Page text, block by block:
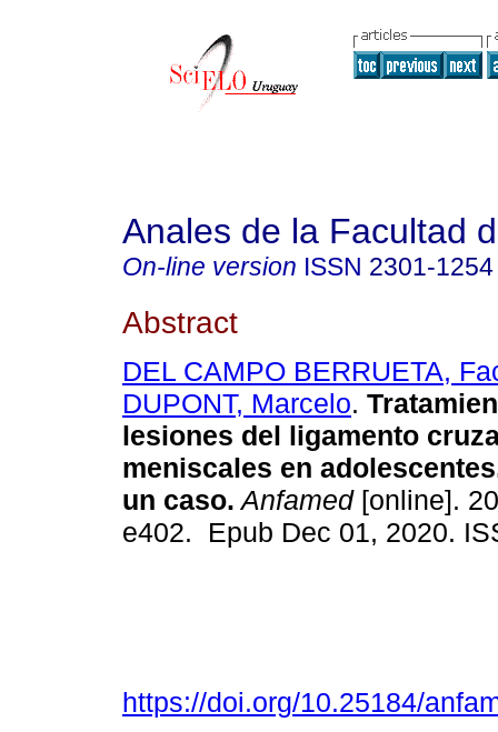
Anales de la Facultad
On-line version ISSN 2301-1254
Abstract
DEL CAMPO BERRUETA,
DUPONT, Marcelo.
lesiones del ligamento
meniscales en
un caso. Anfamed[online].
e402. Epub Dec 01, 2020.
https://doi.org/10.25184/